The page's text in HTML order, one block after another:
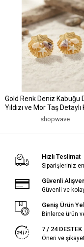
Gold Renk Deniz Kabuğu
Yıldızı ve Mor Taş Detaylı
shopwave
Hızlı Teslimat
Siparişleriniz
Güvenli
Güvenli ve
Geniş Ürün
Binlerce ürün
7 / 24 DESTEK
Öneri ve